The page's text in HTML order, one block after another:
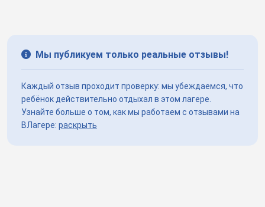
Мы публикуем только реальные отзывы!
Каждый отзыв проходит проверку: мы убеждаемся, что
ребёнок действительно отдыхал в этом лагере.
Узнайте больше о том, как мы работаем с отзывами на
ВЛагере: раскрыть